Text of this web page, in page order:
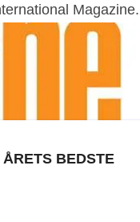
Magazine.
BEDSTE